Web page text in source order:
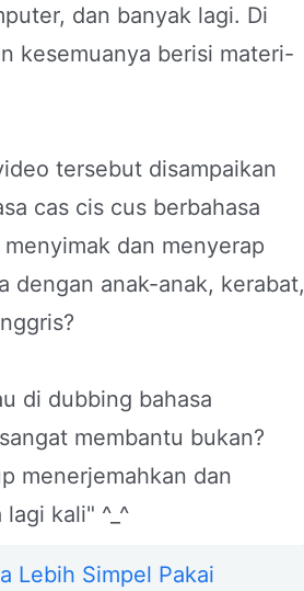
dan banyak lagi. Di
kesemuanya berisi materi-
tersebut disampaikan
cas cis cus berbahasa
dan menyerap
dengan anak-anak, kerabat,
di dubbing bahasa
membantu bukan?
menerjemahkan dan
kali" ^_^
Lebih Simpel Pakai